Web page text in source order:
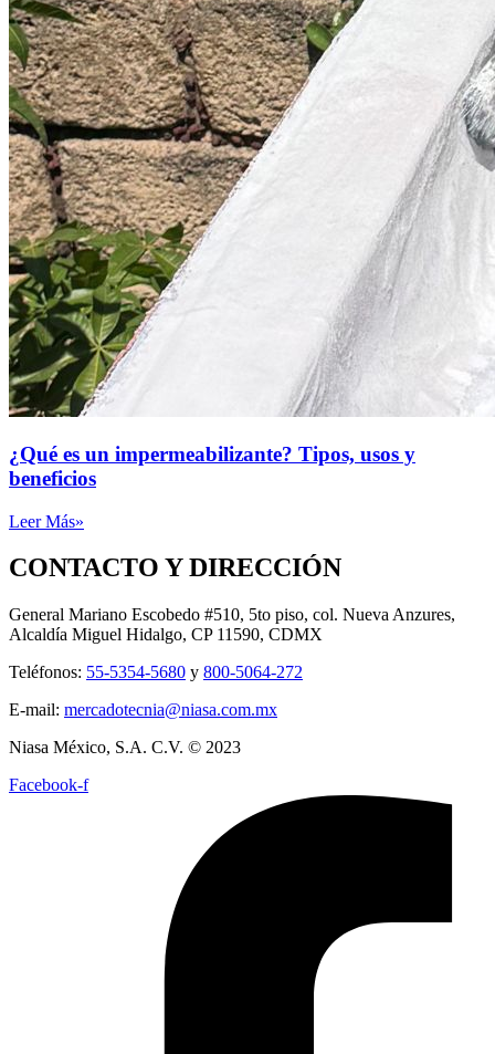
¿Qué es un impermeabilizante? Tipos, usos y
beneficios
Leer Más»
CONTACTO Y DIRECCIÓN
General Mariano Escobedo #510, 5to piso, col. Nueva Anzures,
Alcaldía Miguel Hidalgo, CP 11590, CDMX
Teléfonos: 55-5354-5680 y 800-5064-272
E-mail: mercadotecnia@niasa.com.mx
Niasa México, S.A. C.V. © 2023
Facebook-f